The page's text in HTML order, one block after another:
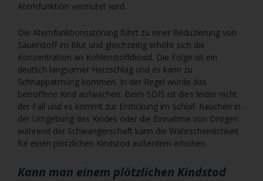
Atemfunktion vermutet wird.
Die Atemfunktionsstörung führt zu einer Reduzierung von
Sauerstoff im Blut und gleichzeitig erhöht sich die
Konzentration an Kohlenstoffdioxid. Die Folge ist ein
deutlich langsamer Herzschlag und es kann zu
Schnappatmung kommen. In der Regel würde das
betroffene Kind aufwachen. Beim SDIS ist dies leider nicht
der Fall und es kommt zur Erstickung im Schlaf. Rauchen in
der Umgebung des Kindes oder die Einnahme von Drogen
während der Schwangerschaft kann die Wahrscheinlichkeit
für einen plötzlichen Kindstod außerdem erhöhen.
Kann man einem plötzlichen Kindstod